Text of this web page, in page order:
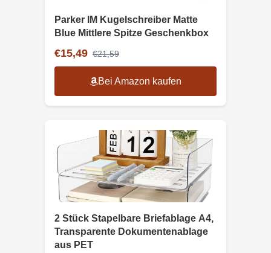
Parker IM Kugelschreiber Matte
Blue Mittlere Spitze Geschenkbox
€15,49 €21,59
Bei Amazon kaufen
2 Stück Stapelbare Briefablage A4,
Transparente Dokumentenablage
aus PET